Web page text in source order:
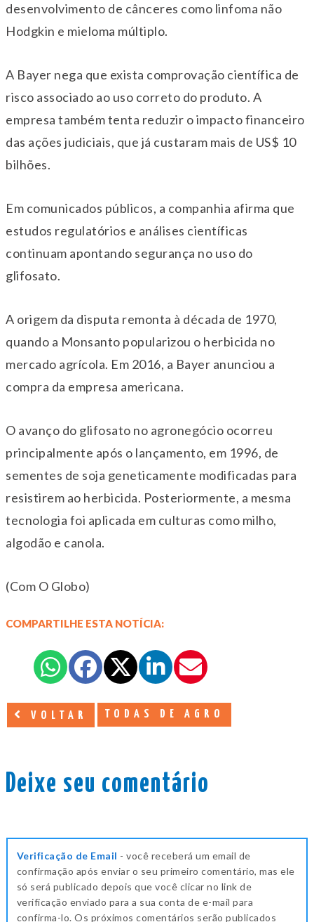
desenvolvimento de cânceres como linfoma não
Hodgkin e mieloma múltiplo.
A Bayer nega que exista comprovação científica de
risco associado ao uso correto do produto. A
empresa também tenta reduzir o impacto financeiro
das ações judiciais, que já custaram mais de US$ 10
bilhões.
Em comunicados públicos, a companhia afirma que
estudos regulatórios e análises científicas
continuam apontando segurança no uso do
glifosato.
A origem da disputa remonta à década de 1970,
quando a Monsanto popularizou o herbicida no
mercado agrícola. Em 2016, a Bayer anunciou a
compra da empresa americana.
O avanço do glifosato no agronegócio ocorreu
principalmente após o lançamento, em 1996, de
sementes de soja geneticamente modificadas para
resistirem ao herbicida. Posteriormente, a mesma
tecnologia foi aplicada em culturas como milho,
algodão e canola.
(Com O Globo)
COMPARTILHE ESTA NOTÍCIA:
VOLTAR TODAS DE AGRO
Deixe seu comentário
Verificação de Email - você receberá um email de
confirmação após enviar o seu primeiro comentário, mas ele
só será publicado depois que você clicar no link de
verificação enviado para a sua conta de e-mail para
confirma-lo. Os próximos comentários serão publicados